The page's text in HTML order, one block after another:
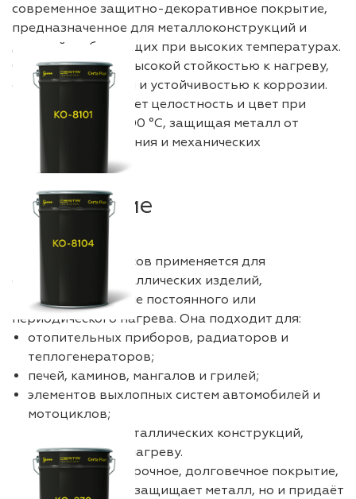
современное защитно-декоративное покрытие,
предназначенное для металлоконструкций и
деталей, работающих при высоких температурах.
Состав обладает высокой стойкостью к нагреву,
отличной адгезией и устойчивостью к коррозии.
Покрытие сохраняет целостность и цвет при
температуре до 500 °C, защищая металл от
выгорания, окисления и механических
Назначение
Краска 500 градусов применяется для
окрашивания металлических изделий,
находящихся в зоне постоянного или
периодического нагрева. Она подходит для:
отопительных приборов, радиаторов и
теплогенераторов;
печей, каминов, мангалов и грилей;
элементов выхлопных систем автомобилей и
мотоциклов;
дымоходов и металлических конструкций,
подверженных нагреву.
Краска образует прочное, долговечное покрытие,
которое не только защищает металл, но и придаёт